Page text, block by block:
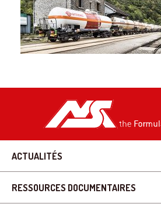
ACTUALITÉS
RESSOURCES DOCUMENTAIRES